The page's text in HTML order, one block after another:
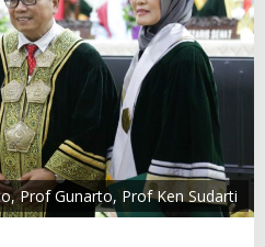
Prof Gunarto, Prof Ken Sudarti